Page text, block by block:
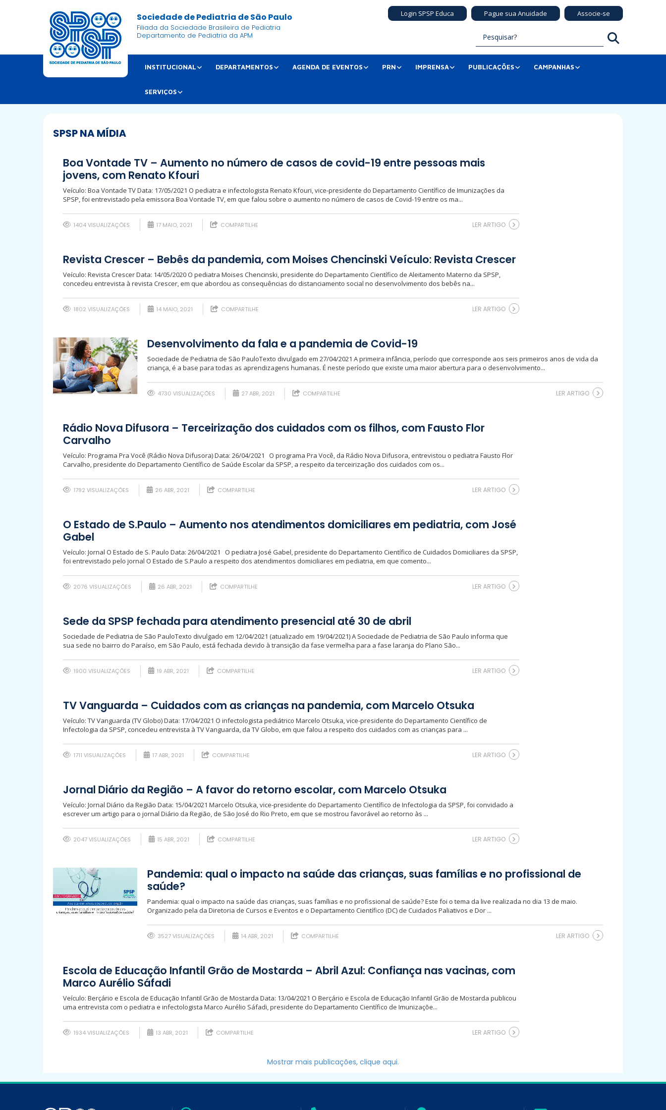
Sociedade de Pediatria de São Paulo
Filiada da Sociedade Brasileira de Pediatria
Departamento de Pediatria da APM
Login SPSP Educa Pague sua Anuidade Associe-se
INSTITUCIONAL DEPARTAMENTOS AGENDA DE EVENTOS PRN IMPRENSA PUBLICAÇÕES CAMPANHAS
SERVIÇOS
SPSP NA MÍDIA
Boa Vontade TV – Aumento no número de casos de covid-19 entre pessoas mais
jovens, com Renato Kfouri
Veículo: Boa Vontade TV Data: 17/05/2021 O pediatra e infectologista Renato Kfouri, vice-presidente do Departamento Científico de Imunizações da
SPSP, foi entrevistado pela emissora Boa Vontade TV, em que falou sobre o aumento no número de casos de Covid-19 entre os ma...
1404 VISUALIZAÇÕES 17 MAIO, 2021 COMPARTILHE LER ARTIGO
Revista Crescer – Bebês da pandemia, com Moises Chencinski Veículo: Revista Crescer
Veículo: Revista Crescer Data: 14/05/2020 O pediatra Moises Chencinski, presidente do Departamento Científico de Aleitamento Materno da SPSP,
concedeu entrevista à revista Crescer, em que abordou as consequências do distanciamento social no desenvolvimento dos bebês na...
1802 VISUALIZAÇÕES 14 MAIO, 2021 COMPARTILHE LER ARTIGO
Desenvolvimento da fala e a pandemia de Covid-19
Sociedade de Pediatria de São PauloTexto divulgado em 27/04/2021 A primeira infância, período que corresponde aos seis primeiros anos de vida da
criança, é a base para todas as aprendizagens humanas. É neste período que existe uma maior abertura para o desenvolvimento...
4730 VISUALIZAÇÕES 27 ABR, 2021 COMPARTILHE LER ARTIGO
Rádio Nova Difusora – Terceirização dos cuidados com os filhos, com Fausto Flor
Carvalho
Veículo: Programa Pra Você (Rádio Nova Difusora) Data: 26/04/2021 O programa Pra Você, da Rádio Nova Difusora, entrevistou o pediatra Fausto Flor
Carvalho, presidente do Departamento Científico de Saúde Escolar da SPSP, a respeito da terceirização dos cuidados com os...
1792 VISUALIZAÇÕES 26 ABR, 2021 COMPARTILHE LER ARTIGO
O Estado de S.Paulo – Aumento nos atendimentos domiciliares em pediatria, com José
Gabel
Veículo: Jornal O Estado de S. Paulo Data: 26/04/2021 O pediatra José Gabel, presidente do Departamento Científico de Cuidados Domiciliares da SPSP,
foi entrevistado pelo jornal O Estado de S.Paulo a respeito dos atendimentos domiciliares em pediatria, em que comento...
2076 VISUALIZAÇÕES 26 ABR, 2021 COMPARTILHE LER ARTIGO
Sede da SPSP fechada para atendimento presencial até 30 de abril
Sociedade de Pediatria de São PauloTexto divulgado em 12/04/2021 (atualizado em 19/04/2021) A Sociedade de Pediatria de São Paulo informa que
sua sede no bairro do Paraíso, em São Paulo, está fechada devido à transição da fase vermelha para a fase laranja do Plano São...
1900 VISUALIZAÇÕES 19 ABR, 2021 COMPARTILHE LER ARTIGO
TV Vanguarda – Cuidados com as crianças na pandemia, com Marcelo Otsuka
Veículo: TV Vanguarda (TV Globo) Data: 17/04/2021 O infectologista pediátrico Marcelo Otsuka, vice-presidente do Departamento Científico de
Infectologia da SPSP, concedeu entrevista à TV Vanguarda, da TV Globo, em que falou a respeito dos cuidados com as crianças para ...
1711 VISUALIZAÇÕES 17 ABR, 2021 COMPARTILHE LER ARTIGO
Jornal Diário da Região – A favor do retorno escolar, com Marcelo Otsuka
Veículo: Jornal Diário da Região Data: 15/04/2021 Marcelo Otsuka, vice-presidente do Departamento Científico de Infectologia da SPSP, foi convidado a
escrever um artigo para o jornal Diário da Região, de São José do Rio Preto, em que se mostrou favorável ao retorno às ...
2047 VISUALIZAÇÕES 15 ABR, 2021 COMPARTILHE LER ARTIGO
Pandemia: qual o impacto na saúde das crianças, suas famílias e no profissional de
saúde?
Pandemia: qual o impacto na saúde das crianças, suas famílias e no profissional de saúde? Este foi o tema da live realizada no dia 13 de maio.
Organizado pela da Diretoria de Cursos e Eventos e o Departamento Científico (DC) de Cuidados Paliativos e Dor ...
3527 VISUALIZAÇÕES 14 ABR, 2021 COMPARTILHE LER ARTIGO
Escola de Educação Infantil Grão de Mostarda – Abril Azul: Confiança nas vacinas, com
Marco Aurélio Sáfadi
Veículo: Berçário e Escola de Educação Infantil Grão de Mostarda Data: 13/04/2021 O Berçário e Escola de Educação Infantil Grão de Mostarda publicou
uma entrevista com o pediatra e infectologista Marco Aurélio Sáfadi, presidente do Departamento Científico de Imunizaçõe...
1934 VISUALIZAÇÕES 13 ABR, 2021 COMPARTILHE LER ARTIGO
Mostrar mais publicações, clique aqui.